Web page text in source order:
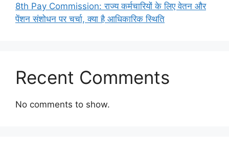
8th Pay Commission: राज्य कर्मचारियों के लिए वेतन और
पेंशन संशोधन पर चर्चा, क्या है आधिकारिक स्थिति
Recent Comments
No comments to show.